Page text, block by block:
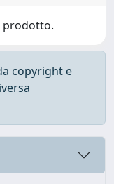
prodotto.
copyright e